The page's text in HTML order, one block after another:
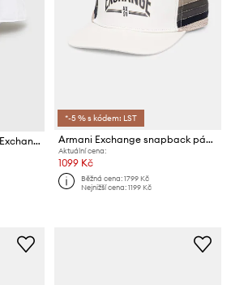
Bavlněná čepice Armani Exchange
*-5 % s kódem: LST
Armani Exchange snapback pánský
Aktuální cena:
1099 Kč
Běžná cena:1799 Kč
Nejnižší cena:1199 Kč